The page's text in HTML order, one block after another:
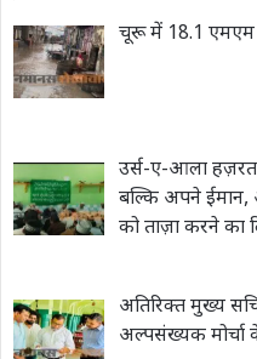
चूरू में 18.1 एमएम
उर्स-ए-आला हज़रत
बल्कि अपने
को ताज़ा करने का
अतिरिक्त मुख्य
अल्पसंख्यक मोर्चा